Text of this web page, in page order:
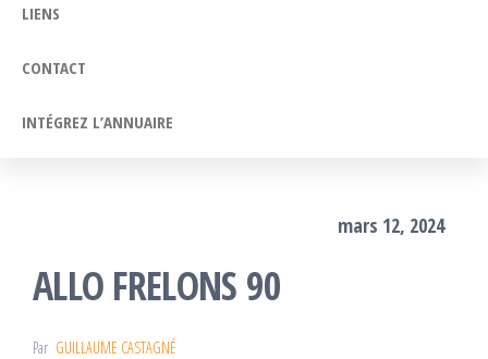
LIENS
CONTACT
INTÉGREZ L’ANNUAIRE
mars 12, 2024
ALLO FRELONS 90
Par GUILLAUME CASTAGNÉ